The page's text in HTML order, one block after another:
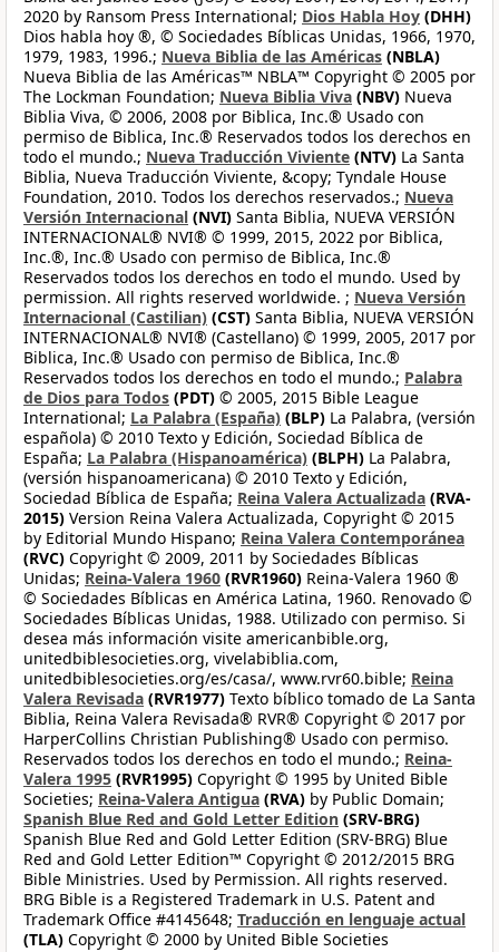
2020 by Ransom Press International; Dios Habla Hoy (DHH)
Dios habla hoy ®, © Sociedades Bíblicas Unidas, 1966, 1970,
1979, 1983, 1996.; Nueva Biblia de las Américas (NBLA)
Nueva Biblia de las Américas™ NBLA™ Copyright © 2005 por
The Lockman Foundation; Nueva Biblia Viva (NBV) Nueva
Biblia Viva, © 2006, 2008 por Biblica, Inc.® Usado con
permiso de Biblica, Inc.® Reservados todos los derechos en
todo el mundo.; Nueva Traducción Viviente (NTV) La Santa
Biblia, Nueva Traducción Viviente, &copy; Tyndale House
Foundation, 2010. Todos los derechos reservados.; Nueva
Versión Internacional (NVI) Santa Biblia, NUEVA VERSIÓN
INTERNACIONAL® NVI® © 1999, 2015, 2022 por Biblica,
Inc.®, Inc.® Usado con permiso de Biblica, Inc.®
Reservados todos los derechos en todo el mundo. Used by
permission. All rights reserved worldwide. ; Nueva Versión
Internacional (Castilian) (CST) Santa Biblia, NUEVA VERSIÓN
INTERNACIONAL® NVI® (Castellano) © 1999, 2005, 2017 por
Biblica, Inc.® Usado con permiso de Biblica, Inc.®
Reservados todos los derechos en todo el mundo.; Palabra
de Dios para Todos (PDT) © 2005, 2015 Bible League
International; La Palabra (España) (BLP) La Palabra, (versión
española) © 2010 Texto y Edición, Sociedad Bíblica de
España; La Palabra (Hispanoamérica) (BLPH) La Palabra,
(versión hispanoamericana) © 2010 Texto y Edición,
Sociedad Bíblica de España; Reina Valera Actualizada (RVA-
2015) Version Reina Valera Actualizada, Copyright © 2015
by Editorial Mundo Hispano; Reina Valera Contemporánea
(RVC) Copyright © 2009, 2011 by Sociedades Bíblicas
Unidas; Reina-Valera 1960 (RVR1960) Reina-Valera 1960 ®
© Sociedades Bíblicas en América Latina, 1960. Renovado ©
Sociedades Bíblicas Unidas, 1988. Utilizado con permiso. Si
desea más información visite americanbible.org,
unitedbiblesocieties.org, vivelabiblia.com,
unitedbiblesocieties.org/es/casa/, www.rvr60.bible; Reina
Valera Revisada (RVR1977) Texto bíblico tomado de La Santa
Biblia, Reina Valera Revisada® RVR® Copyright © 2017 por
HarperCollins Christian Publishing® Usado con permiso.
Reservados todos los derechos en todo el mundo.; Reina-
Valera 1995 (RVR1995) Copyright © 1995 by United Bible
Societies; Reina-Valera Antigua (RVA) by Public Domain;
Spanish Blue Red and Gold Letter Edition (SRV-BRG)
Spanish Blue Red and Gold Letter Edition (SRV-BRG) Blue
Red and Gold Letter Edition™ Copyright © 2012/2015 BRG
Bible Ministries. Used by Permission. All rights reserved.
BRG Bible is a Registered Trademark in U.S. Patent and
Trademark Office #4145648; Traducción en lenguaje actual
(TLA) Copyright © 2000 by United Bible Societies